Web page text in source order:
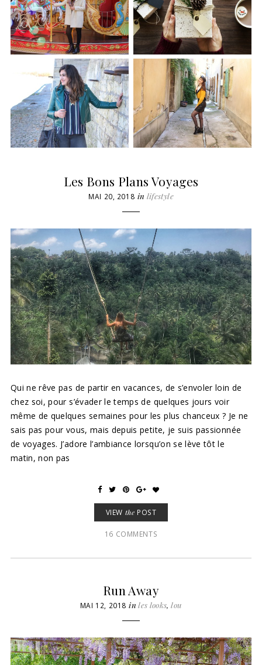
Les Bons Plans Voyages
MAI 20, 2018 in lifestyle
Qui ne rêve pas de partir en vacances, de s’envoler loin de
chez soi, pour s’évader le temps de quelques jours voir
même de quelques semaines pour les plus chanceux ? Je ne
sais pas pour vous, mais depuis petite, je suis passionnée
de voyages. J’adore l’ambiance lorsqu’on se lève tôt le
matin, non pas
VIEW the POST
16 COMMENTS
Run Away
MAI 12, 2018 inles looks,lou